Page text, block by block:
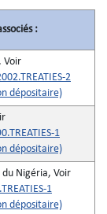
:
Voir
2
dépositaire)
1
dépositaire)
Nigéria, Voir
1
dépositaire)